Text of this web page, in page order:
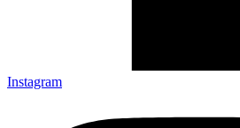
Instagram